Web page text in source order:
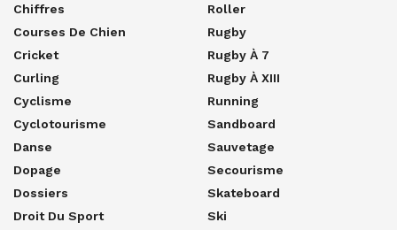
Chiffres
Courses De Chien
Cricket
Curling
Cyclisme
Cyclotourisme
Danse
Dopage
Dossiers
Droit Du Sport
Roller
Rugby
Rugby À 7
Rugby À XIII
Running
Sandboard
Sauvetage
Secourisme
Skateboard
Ski